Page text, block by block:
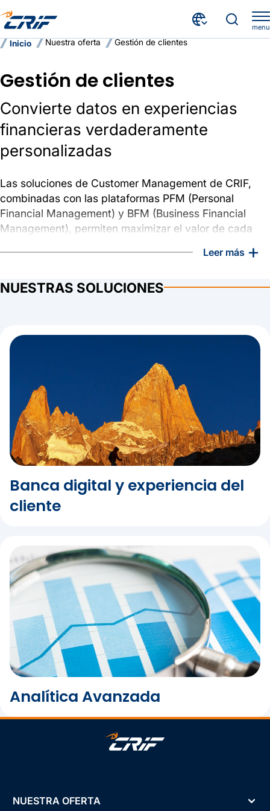
menu
Inicio Nuestra oferta Gestión de clientes
Gestión de clientes
Convierte datos en experiencias
financieras verdaderamente
personalizadas
Las soluciones de Customer Management de CRIF,
combinadas con las plataformas PFM (Personal
Financial Management) y BFM (Business Financial
Management), permiten maximizar el valor de cada
uso inteligente de datos, analítica avanzada y open
transformando información transaccional en insights
Gracias a modelos de Early Warning, scoring dinámico
y capacidades avanzadas de Decision Engine, la
plataforma evalúa continuamente el valor y riesgo del
cliente para identificar las mejores estrategias de
crecimiento, personalización o mitigación de riesgo en
El resultado es una gestión de clientes más inteligente,
rentable y personalizada, capaz de fortalecer
y mejorar la calidad de la cartera.
Leer más +
NUESTRAS SOLUCIONES
Banca digital y experiencia del
cliente
Analítica Avanzada
NUESTRA OFERTA